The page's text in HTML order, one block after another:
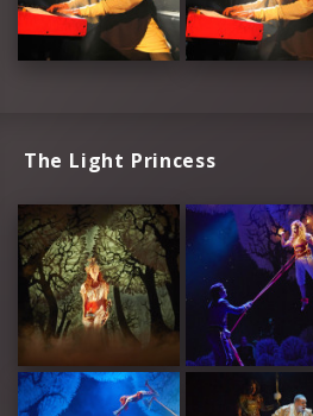
The Light Princess